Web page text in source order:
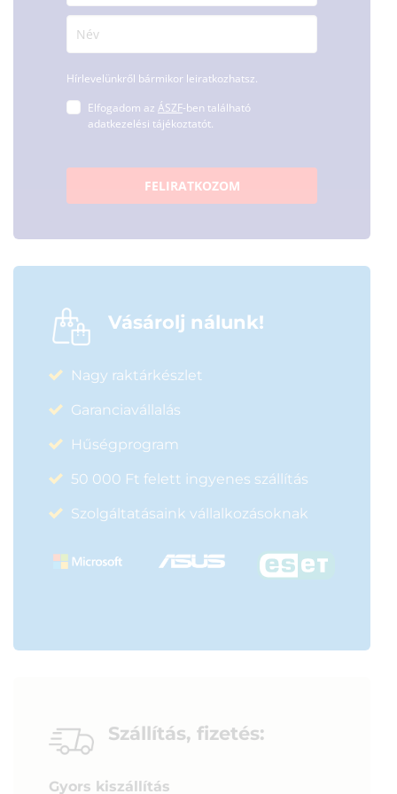
Hírlevelünkről bármikor leiratkozhatsz.
Elfogadom az ÁSZF-ben található
adatkezelési tájékoztatót.
FELIRATKOZOM
Vásárolj nálunk!
Nagy raktárkészlet
Garanciavállalás
Hűségprogram
50 000 Ft felett ingyenes szállítás
Szolgáltatásaink vállalkozásoknak
Szállítás, fizetés:
Gyors kiszállítás